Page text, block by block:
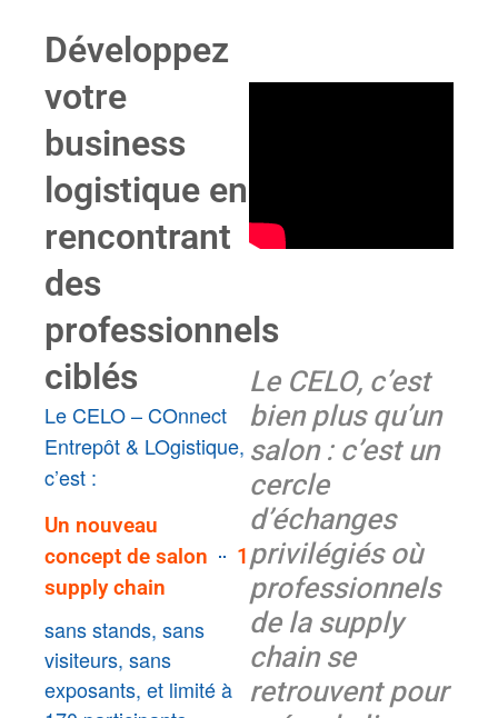
Développez
votre
business
logistique en
rencontrant
des
professionnels
ciblés
Le CELO – COnnect
Entrepôt & LOgistique,
c’est :
Un nouveau
concept de salon
supply chain
1
sans stands, sans
visiteurs, sans
exposants, et limité à
Le CELO, c’est
bien plus qu’un
salon : c’est un
cercle
d’échanges
privilégiés où
professionnels
de la supply
chain se
retrouvent pour